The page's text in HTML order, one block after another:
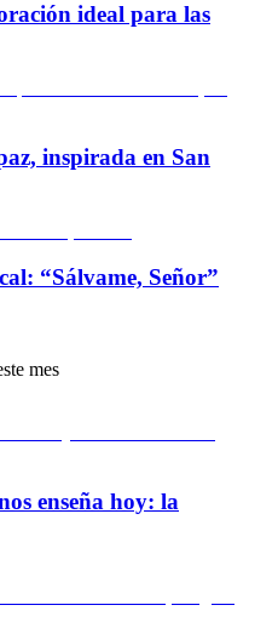
ideal para las
inspirada en San
“Sálvame, Señor”
mes
enseña hoy: la